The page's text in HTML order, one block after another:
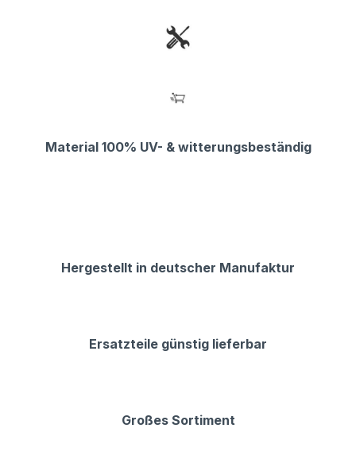
Material 100% UV- & witterungsbeständig
Hergestellt in deutscher Manufaktur
Ersatzteile günstig lieferbar
Großes Sortiment